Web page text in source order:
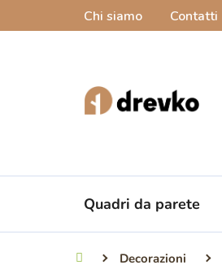
Chi siamo Contatti
Quadri da parete
Decorazioni